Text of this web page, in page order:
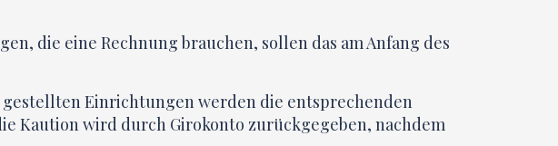
die eine Rechnung brauchen, sollen das am Anfang des
Einrichtungen werden die entsprechenden
Kaution wird durch Girokonto zurückgegeben, nachdem